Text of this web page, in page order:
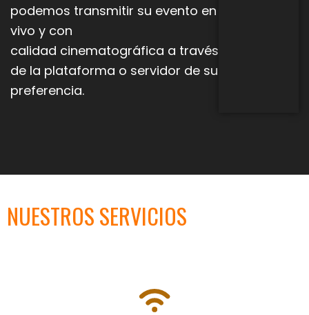
podemos transmitir su evento en
vivo y con
calidad cinematográfica a través
de la plataforma o servidor de su
preferencia.
NUESTROS SERVICIOS